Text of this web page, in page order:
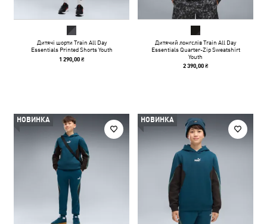
Дитячі шорти Train All Day
Essentials Printed Shorts Youth
1 290,00 ₴
Дитячий лонгслів Train All Day
Essentials Quarter-Zip Sweatshirt
Youth
2 390,00 ₴
НОВИНКА НОВИНКА